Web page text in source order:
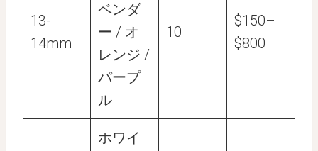
13-
14mm
ベンダ
ー / オ
レンジ /
パープ
ル
10
$150–
$800
ホワイ